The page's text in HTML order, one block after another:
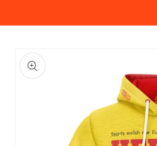
a la
información